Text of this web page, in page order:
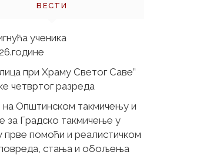
ВЕСТИ
ученика
при Храму Светог Саве”
четвртог разреда
на Општинском такмичењу и
за Градско такмичење у
помоћи и реалистичком
стања и обољења